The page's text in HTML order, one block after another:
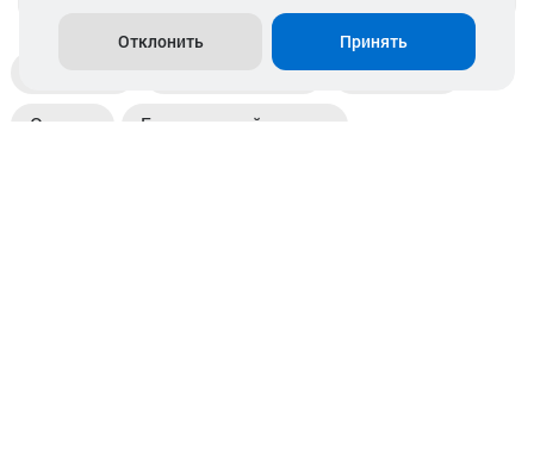
Пункты выдачи Магазины
Оплата Безналичный расчет
Отклонить Принять